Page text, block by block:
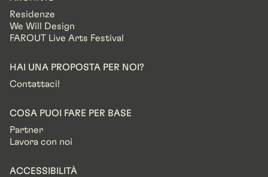
Residenze
We Will Design
FAROUT Live Arts Festival
HAI UNA PROPOSTA PER NOI?
Contattaci!
COSA PUOI FARE PER BASE
Partner
Lavora con noi
ACCESSIBILITÀ